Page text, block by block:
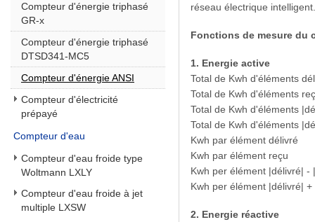
Compteur d'énergie triphasé
GR-x
Compteur d'énergie triphasé
DTSD341-MC5
Compteur d'énergie ANSI
Compteur d'électricité
prépayé
Compteur d'eau
Compteur d'eau froide type
Woltmann LXLY
Compteur d'eau froide à jet
multiple LXSW
réseau électrique intelligent.
Fonctions de mesure du
1. Energie active
Total de Kwh d'éléments
Total de Kwh d'éléments
Total de Kwh d'éléments
Total de Kwh d'éléments
Kwh par élément délivré
Kwh par élément reçu
Kwh per élément |délivré| -
Kwh per élément |délivré|
2. Energie réactive